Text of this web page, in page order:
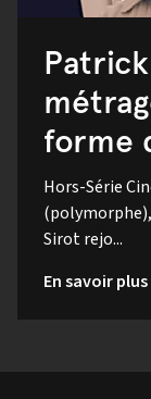
forme
Hors-Série
Sirot rejo...
En savoir plus